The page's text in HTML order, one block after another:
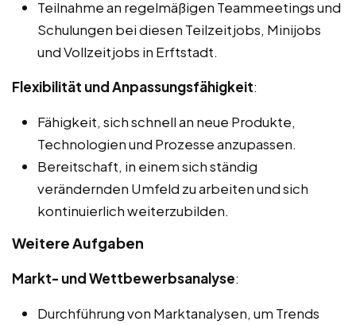
Teilnahme an regelmäßigen Teammeetings und
Schulungen bei diesen Teilzeitjobs, Minijobs
und Vollzeitjobs in Erftstadt.
Flexibilität und Anpassungsfähigkeit:
Fähigkeit, sich schnell an neue Produkte,
Technologien und Prozesse anzupassen.
Bereitschaft, in einem sich ständig
verändernden Umfeld zu arbeiten und sich
kontinuierlich weiterzubilden.
Weitere Aufgaben
Markt- und Wettbewerbsanalyse:
Durchführung von Marktanalysen, um Trends